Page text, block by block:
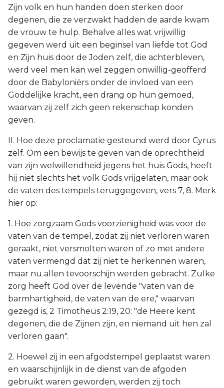
Zijn volk en hun handen doen sterken door
degenen, die ze verzwakt hadden de aarde kwam
de vrouw te hulp. Behalve alles wat vrijwillig
gegeven werd uit een beginsel van liefde tot God
en Zijn huis door de Joden zelf, die achterbleven,
werd veel men kan wel zeggen onwillig-geofferd
door de Babyloniërs onder de invloed van een
Goddelijke kracht, een drang op hun gemoed,
waarvan zij zelf zich geen rekenschap konden
geven.
II. Hoe deze proclamatie gesteund werd door Cyrus
zelf. Om een bewijs te geven van de oprechtheid
van zijn welwillendheid jegens het huis Gods, heeft
hij niet slechts het volk Gods vrijgelaten, maar ook
de vaten des tempels teruggegeven, vers 7, 8. Merk
hier op:
1. Hoe zorgzaam Gods voorzienigheid was voor de
vaten van de tempel, zodat zij niet verloren waren
geraakt, niet versmolten waren of zo met andere
vaten vermengd dat zij niet te herkennen waren,
maar nu allen tevoorschijn werden gebracht. Zulke
zorg heeft God over de levende "vaten van de
barmhartigheid, de vaten van de ere," waarvan
gezegd is, 2 Timotheüs 2:19, 20: "de Heere kent
degenen, die de Zijnen zijn, en niemand uit hen zal
verloren gaan".
2. Hoewel zij in een afgodstempel geplaatst waren
en waarschijnlijk in de dienst van de afgoden
gebruikt waren geworden, werden zij toch